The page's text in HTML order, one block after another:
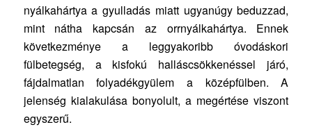
nyálkahártya a gyulladás miatt ugyanúgy beduzzad,
mint nátha kapcsán az orrnyálkahártya. Ennek
következménye a leggyakoribb óvodáskori
fülbetegség, a kisfokú halláscsökkenéssel járó,
fájdalmatlan folyadékgyülem a középfülben. A
jelenség kialakulása bonyolult, a megértése viszont
egyszerű.